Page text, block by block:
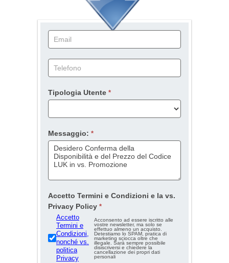
Tipologia Utente *
Messaggio: *
Accetto Termini e Condizioni e la vs.
Privacy Policy *
Accetto
Termini e
Condizioni,
nonché vs.
politica
Privacy
Acconsento ad essere iscritto alle
vostre newsletter, ma solo se
effettuo almeno un acquisto.
Detestiamo lo SPAM, pratica di
marketing sciocca oltre che
illegale. Sarà sempre possibile
disiscriversi e chiedere la
cancellazione dei propri dati
personali